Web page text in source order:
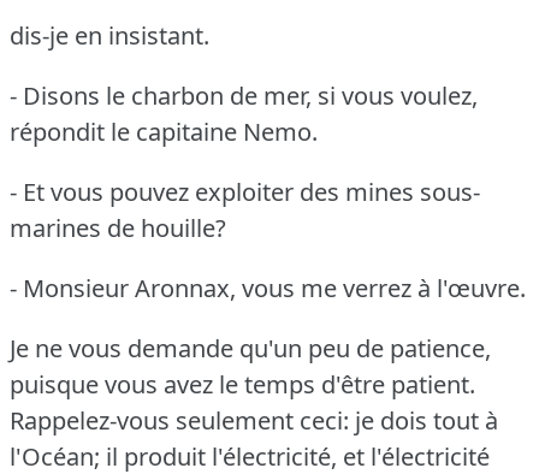
dis-je en insistant.
- Disons le charbon de mer, si vous voulez,
répondit le capitaine Nemo.
- Et vous pouvez exploiter des mines sous-
marines de houille?
- Monsieur Aronnax, vous me verrez à l'œuvre.
Je ne vous demande qu'un peu de patience,
puisque vous avez le temps d'être patient.
Rappelez-vous seulement ceci: je dois tout à
l'Océan; il produit l'électricité, et l'électricité